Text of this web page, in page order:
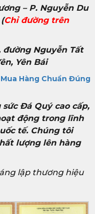
– P. Nguyễn Du
Chỉ đường trên
đường Nguyễn Tất
Yên Bái
Hàng Chuẩn Đúng
Đá Quý cao cấp,
động trong lĩnh
tế. Chúng tôi
lượng lên hàng
lập thương hiệu